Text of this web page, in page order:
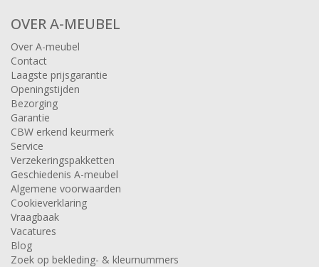
OVER A-MEUBEL
Over A-meubel
Contact
Laagste prijsgarantie
Openingstijden
Bezorging
Garantie
CBW erkend keurmerk
Service
Verzekeringspakketten
Geschiedenis A-meubel
Algemene voorwaarden
Cookieverklaring
Vraagbaak
Vacatures
Blog
Zoek op bekleding- & kleurnummers